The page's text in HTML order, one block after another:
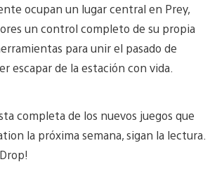
ocupan un lugar central en Prey,
un control completo de su propia
para unir el pasado de
escapar de la estación con vida.
completa de los nuevos juegos que
la próxima semana, sigan la lectura.